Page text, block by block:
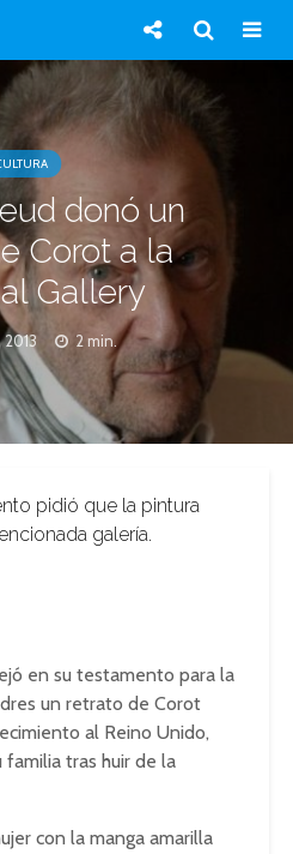
donó un
Corot a la
Gallery
2 min.
pidió que la pintura
galería.
en su testamento para la
un retrato de Corot
al Reino Unido,
tras huir de la
con la manga amarilla